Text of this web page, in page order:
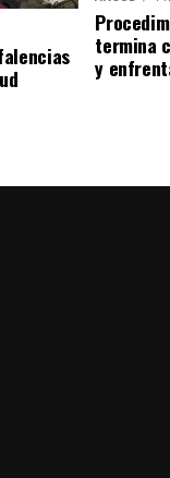
termina
y